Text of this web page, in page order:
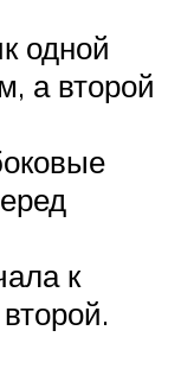
одной
а второй
к